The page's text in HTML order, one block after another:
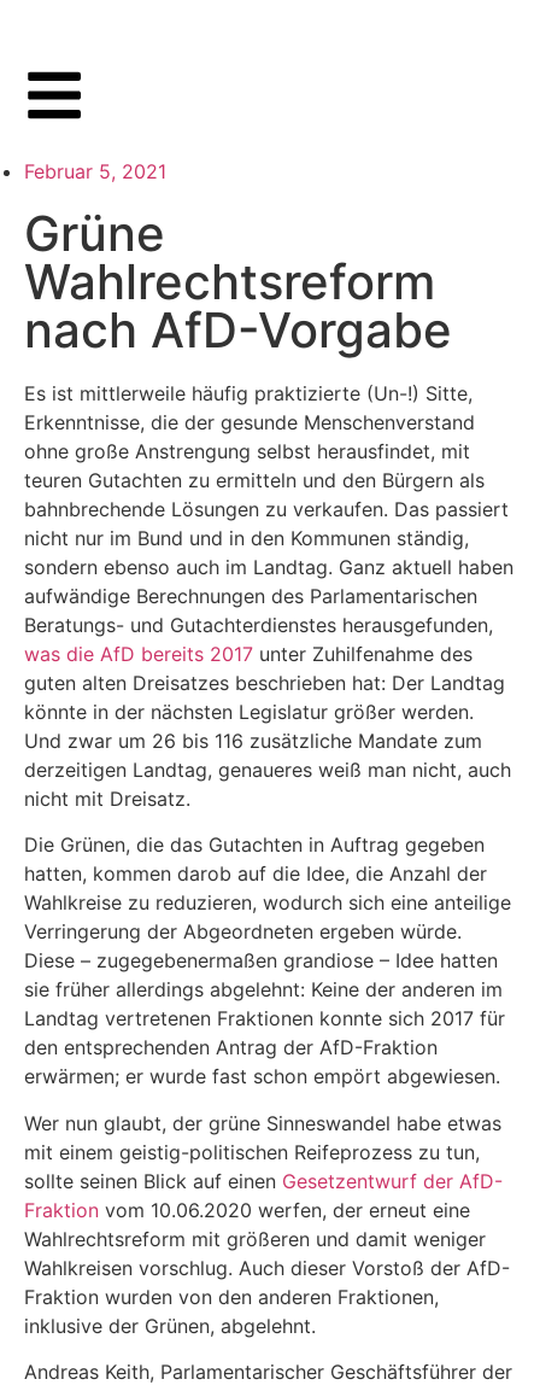
Februar 5, 2021
Grüne
Wahlrechtsreform
nach AfD-Vorgabe
Es ist mittlerweile häufig praktizierte (Un-!) Sitte,
Erkenntnisse, die der gesunde Menschenverstand
ohne große Anstrengung selbst herausfindet, mit
teuren Gutachten zu ermitteln und den Bürgern als
bahnbrechende Lösungen zu verkaufen. Das passiert
nicht nur im Bund und in den Kommunen ständig,
sondern ebenso auch im Landtag. Ganz aktuell haben
aufwändige Berechnungen des Parlamentarischen
Beratungs- und Gutachterdienstes herausgefunden,
was die AfD bereits 2017 unter Zuhilfenahme des
guten alten Dreisatzes beschrieben hat: Der Landtag
könnte in der nächsten Legislatur größer werden.
Und zwar um 26 bis 116 zusätzliche Mandate zum
derzeitigen Landtag, genaueres weiß man nicht, auch
nicht mit Dreisatz.
Die Grünen, die das Gutachten in Auftrag gegeben
hatten, kommen darob auf die Idee, die Anzahl der
Wahlkreise zu reduzieren, wodurch sich eine anteilige
Verringerung der Abgeordneten ergeben würde.
Diese – zugegebenermaßen grandiose – Idee hatten
sie früher allerdings abgelehnt: Keine der anderen im
Landtag vertretenen Fraktionen konnte sich 2017 für
den entsprechenden Antrag der AfD-Fraktion
erwärmen; er wurde fast schon empört abgewiesen.
Wer nun glaubt, der grüne Sinneswandel habe etwas
mit einem geistig-politischen Reifeprozess zu tun,
sollte seinen Blick auf einen Gesetzentwurf der AfD-
Fraktion vom 10.06.2020 werfen, der erneut eine
Wahlrechtsreform mit größeren und damit weniger
Wahlkreisen vorschlug. Auch dieser Vorstoß der AfD-
Fraktion wurden von den anderen Fraktionen,
inklusive der Grünen, abgelehnt.
Andreas Keith, Parlamentarischer Geschäftsführer der